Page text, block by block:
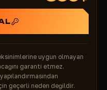
uygun olmayan
garanti etmez.
geçerli neden değildir.